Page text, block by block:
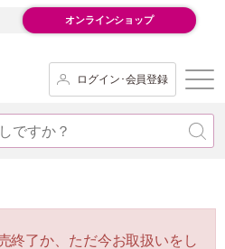
オンラインショップ
ログイン･会員登録
終了か、ただ今お取扱いをし